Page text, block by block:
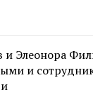
Элеонора
и